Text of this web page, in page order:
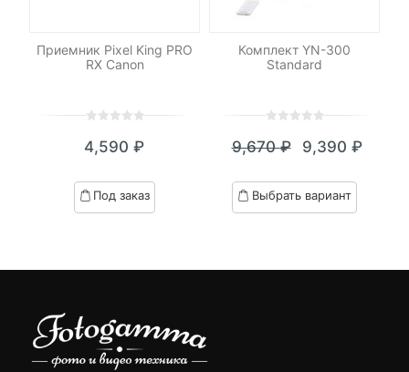
Приемник Pixel King PRO
RX Canon
out
based
on
4,590 ₽
Под заказ
Комплект YN-300
Standard
out
based
on
9,670₽
цена
составляла
9,390 ₽
Текущая
цена:
9,390 ₽.
Выбрать вариант